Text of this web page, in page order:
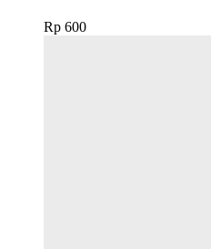
Rp 600